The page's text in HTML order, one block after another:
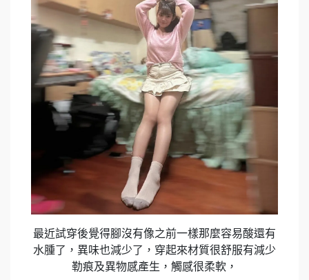
最近試穿後覺得腳沒有像之前一樣那麼容易酸還有
水腫了，異味也減少了，穿起來材質很舒服有減少
勒痕及異物感產生，觸感很柔軟，